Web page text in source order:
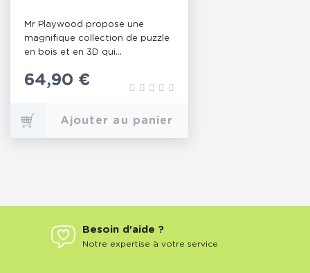
Mr Playwood propose une
magnifique collection de puzzle
en bois et en 3D qui...
Prix
64,90 €
Ajouter au panier
Besoin d'aide ?
Notre expertise à votre service